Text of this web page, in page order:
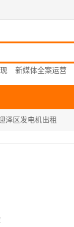
新媒体全案运营
泽区发电机出租